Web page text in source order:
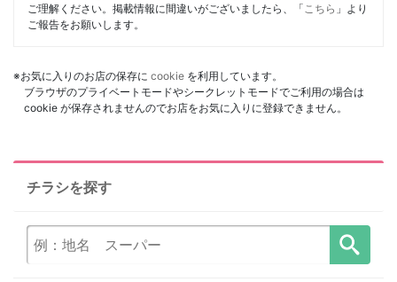
ご理解ください。掲載情報に間違いがございましたら、「 こちら 」より
ご報告をお願いします。
※お気に入りのお店の保存に cookie を利用しています。
ブラウザのプライベートモードやシークレットモードでご利用の場合は
cookie が保存されませんのでお店をお気に入りに登録できません。
チラシを探す